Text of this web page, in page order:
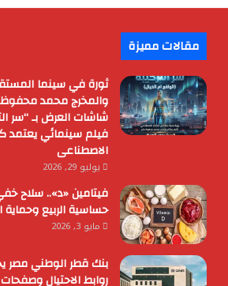
مقالات مميزة
ثورة في سينما
والمخرج محمد محفوظ
شاشات العرض بـ “سر
فيلم سينمائي يعتمد
الاصطناعى
يوليو 29, 2026
فيتامين «د».. سلاح
حساسية الربيع وحماية
مايو 3, 2026
بنك قطر الوطني مصر
روابط الاحتيال